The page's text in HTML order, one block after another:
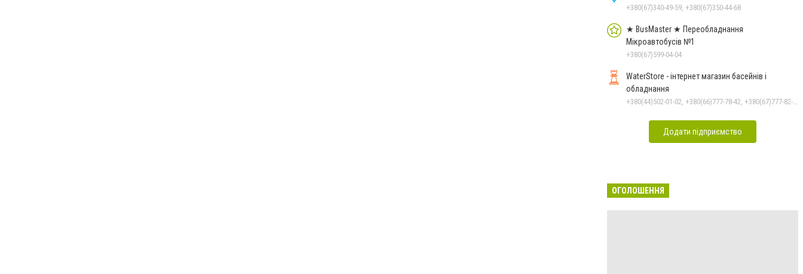
+380(67)340-49-59, +380(67)350-44-68
★ BusMaster ★ Переобладнання
Мікроавтобусів №1
+380(67)599-04-04
WaterStore - інтернет магазин басейнів і
обладнання
Додати підприємство
ОГОЛОШЕННЯ